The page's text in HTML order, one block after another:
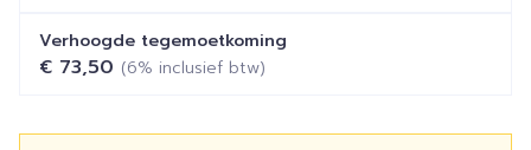
Verhoogde tegemoetkoming
€ 73,50 (6% inclusief btw)